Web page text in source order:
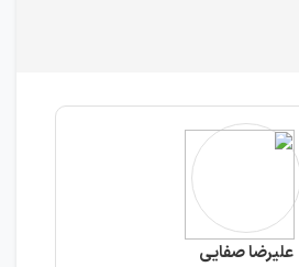
علیرضا صفایی